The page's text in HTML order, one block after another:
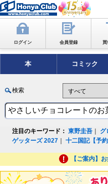
ログイン 会員登録
本 コミック
検索
注目のキーワード： 東野圭吾 グ
ゲッターズ 2027 ｜十二国記【予約
【ご案内】